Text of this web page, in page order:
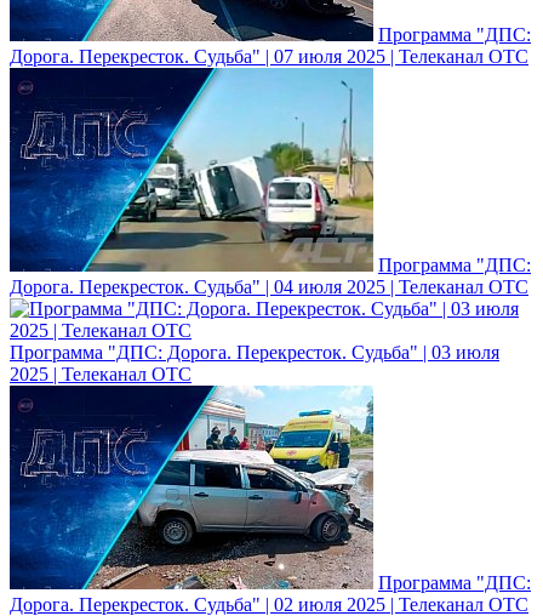
Программа "ДПС:
Дорога. Перекресток. Судьба" | 07 июля 2025 | Телеканал ОТС
Программа "ДПС:
Дорога. Перекресток. Судьба" | 04 июля 2025 | Телеканал ОТС
Программа "ДПС: Дорога. Перекресток. Судьба" | 03 июля
2025 | Телеканал ОТС
Программа "ДПС:
Дорога. Перекресток. Судьба" | 02 июля 2025 | Телеканал ОТС